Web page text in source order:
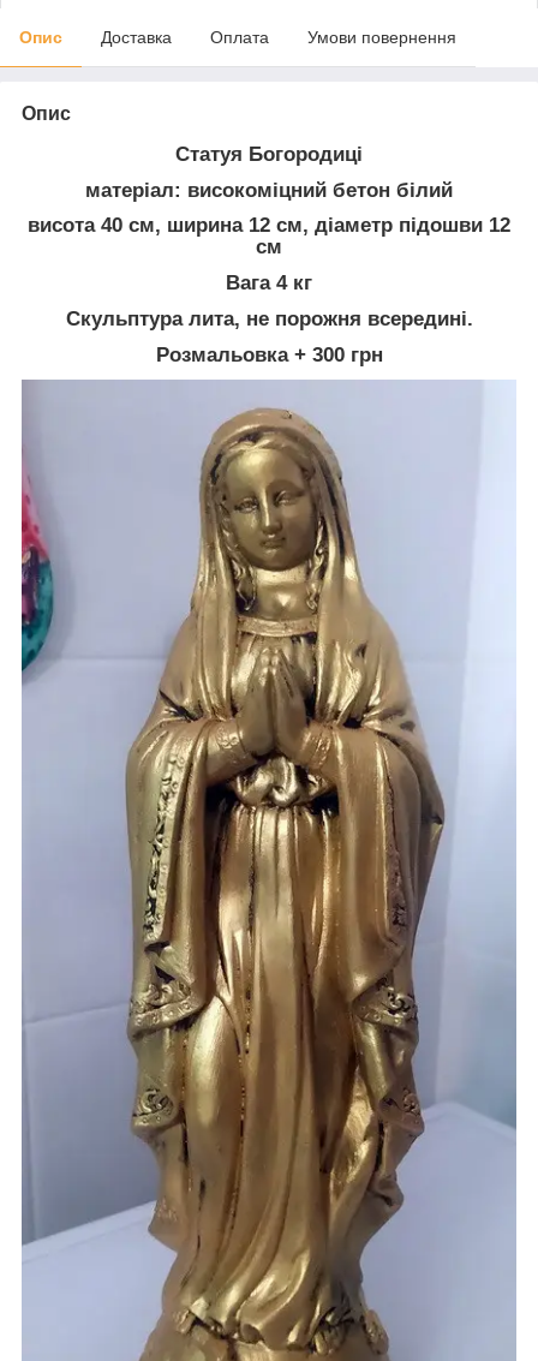
Опис Доставка Оплата Умови повернення
Опис
Статуя Богородиці
матеріал: високоміцний бетон білий
висота 40 см, ширина 12 см, діаметр підошви 12
см
Вага 4 кг
Скульптура лита, не порожня всередині.
Розмальовка + 300 грн